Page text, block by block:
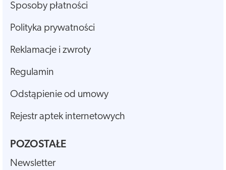
Sposoby płatności
Polityka prywatności
Reklamacje i zwroty
Regulamin
Odstąpienie od umowy
Rejestr aptek internetowych
POZOSTAŁE
Newsletter